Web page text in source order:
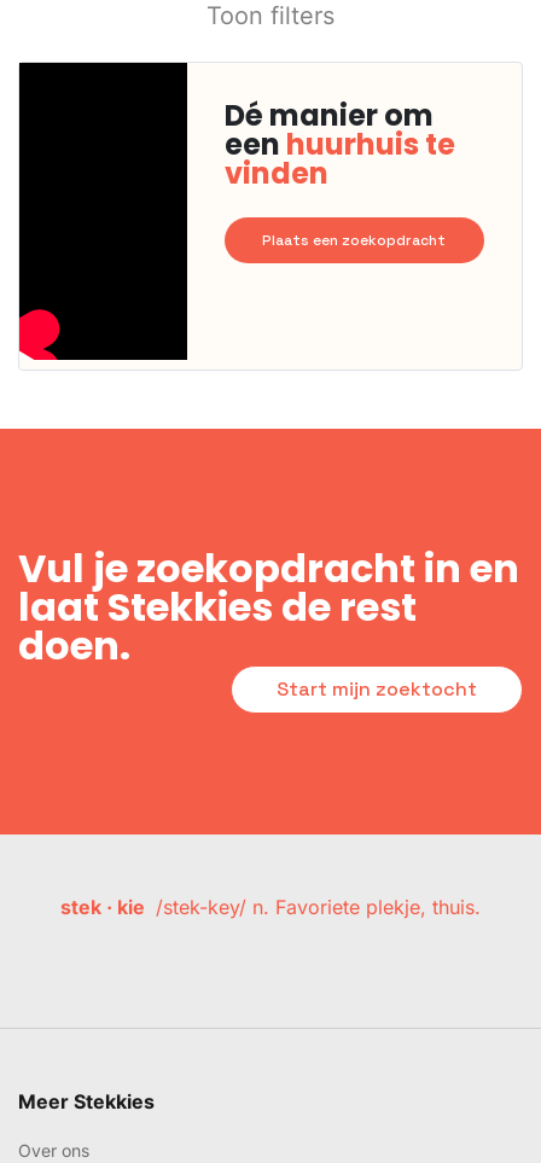
Toon filters
Dé manier om
een huurhuis te
vinden
Plaats een zoekopdracht
Vul je zoekopdracht in en
laat Stekkies de rest
doen.
Start mijn zoektocht
stek · kie /stek-key/ n. Favoriete plekje, thuis.
Meer Stekkies
Over ons